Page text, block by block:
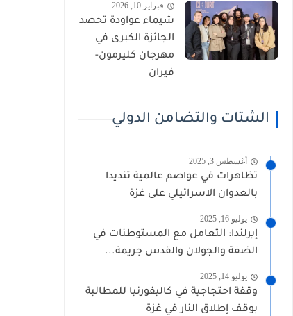
فبراير 10, 2026
شيماء عواودة تحصد
الجائزة الكبرى في
مهرجان كليرمون-
فيران
الشتات والتضامن الدولي
أغسطس 3, 2025
تظاهرات في عواصم عالمية تنديدا
بالعدوان الاسرائيلي على غزة
يوليو 16, 2025
إيرلندا: التعامل مع المستوطنات في
الضفة والجولان والقدس جريمة...
يوليو 14, 2025
وقفة احتجاجية في كاليفورنيا للمطالبة
بوقف إطلاق النار في غزة